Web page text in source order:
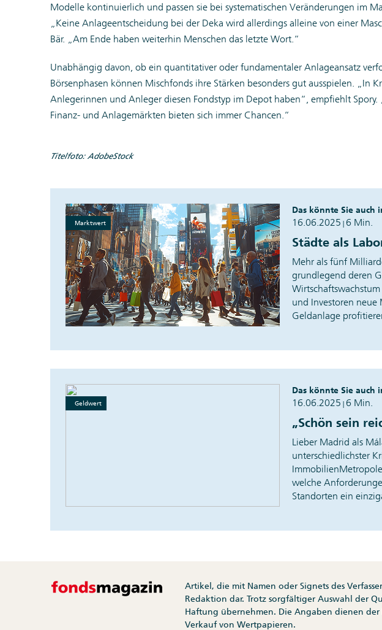
Modelle kontinuierlich und passen sie bei systematischen Veränderungen im
„Keine Anlageentscheidung bei der Deka wird allerdings alleine von einer
Bär. „Am Ende haben weiterhin Menschen das letzte Wort.“
Unabhängig davon, ob ein quantitativer oder fundamentaler Anlageansatz
Börsenphasen können Mischfonds ihre Stärken besonders gut ausspielen. „In
Anlegerinnen und Anleger diesen Fondstyp im Depot haben“, empfiehlt
Finanz- und Anlagemärkten bieten sich immer Chancen.“
Titelfoto: AdobeStock
Marktwert
Das könnte Sie auch
16.06.2025 | 6 Min.
Städte als
Mehr als fünf
grundlegend deren
und Investoren neue
Geldanlage
Geldwert
Das könnte Sie auch
16.06.2025 | 6 Min.
„Schön sein
Lieber Madrid als
unterschiedlichster
welche
Standorten ein
Artikel, die mit Namen oder Signets des
Redaktion dar. Trotz sorgfältiger Auswahl der
Haftung übernehmen. Die Angaben dienen
Verkauf von Wertpapieren.